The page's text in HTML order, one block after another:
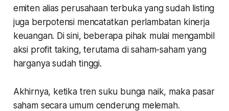
emiten alias perusahaan terbuka yang sudah listing
juga berpotensi mencatatkan perlambatan kinerja
keuangan. Di sini, beberapa pihak mulai mengambil
aksi profit taking, terutama di saham-saham yang
harganya sudah tinggi.
Akhirnya, ketika tren suku bunga naik, maka pasar
saham secara umum cenderung melemah.